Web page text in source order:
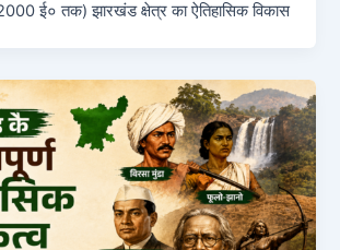
ई० तक) झारखंड क्षेत्र का ऐतिहासिक विकास